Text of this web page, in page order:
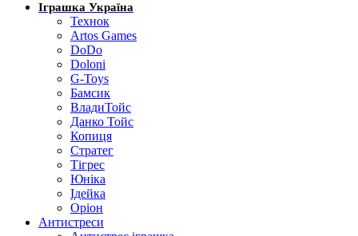
Іграшка Україна
Технок
Artos Games
DoDo
Doloni
G-Toys
Бамсик
ВладиТойс
Данко Тойс
Копиця
Стратег
Тігрес
Юніка
Ідейка
Оріон
Антистреси